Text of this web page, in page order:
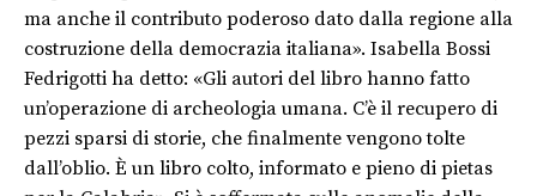
ma anche il contributo poderoso dato dalla regione alla
costruzione della democrazia italiana». Isabella Bossi
Fedrigotti ha detto: «Gli autori del libro hanno fatto
un’operazione di archeologia umana. C’è il recupero di
pezzi sparsi di storie, che finalmente vengono tolte
dall’oblio. È un libro colto, informato e pieno di pietas